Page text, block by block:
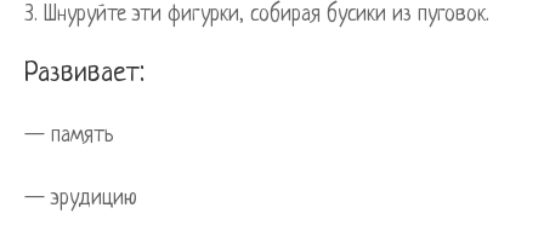
3. Шнуруйте эти фигурки, собирая бусики из пуговок.
Развивает:
— память
— эрудицию